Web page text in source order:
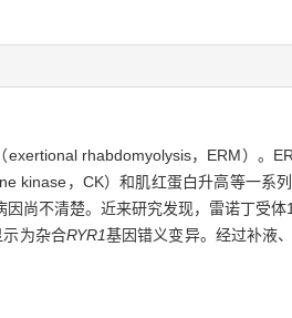
rhabdomyolysis，ERM）。
kinase，CK）和肌红蛋白升高等一系
尚不清楚。近来研究发现，雷诺丁受体
为杂合RYR1基因错义变异。经过补液